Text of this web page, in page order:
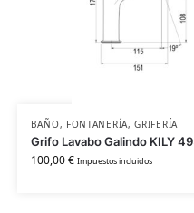
BAÑO, FONTANERÍA,GRIFERÍA
Grifo Lavabo Galindo KILY
100,00€ Impuestos incluidos